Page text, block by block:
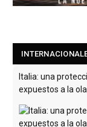
Italia: una
expuestos a la